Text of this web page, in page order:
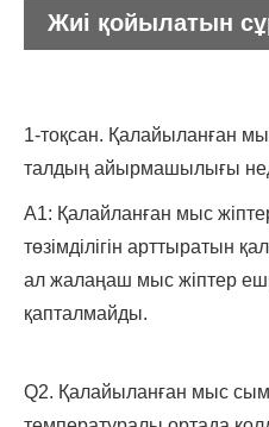
Жиі қойылатын
1-тоқсан. Қалайыланған
талдың айырмашылығы
A1: Қалайланған мыс
төзімділігін арттыратын
ал жалаңаш мыс жіптер
қапталмайды.
Q2. Қалайыланған мыс